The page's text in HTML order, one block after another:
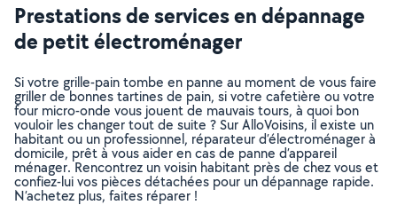
Prestations de services en dépannage
de petit électroménager
Si votre grille-pain tombe en panne au moment de vous faire
griller de bonnes tartines de pain, si votre cafetière ou votre
four micro-onde vous jouent de mauvais tours, à quoi bon
vouloir les changer tout de suite ? Sur AlloVoisins, il existe un
habitant ou un professionnel, réparateur d’électroménager à
domicile, prêt à vous aider en cas de panne d’appareil
ménager. Rencontrez un voisin habitant près de chez vous et
confiez-lui vos pièces détachées pour un dépannage rapide.
N’achetez plus, faites réparer !